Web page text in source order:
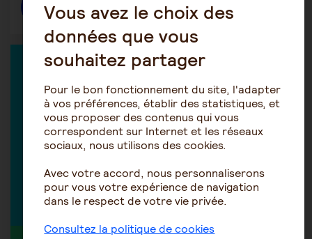
Répondre
EXPERT DANS LA DISCUSSION
Marie-Hélène Isern-Réal
Découvrir tous nos experts
Vous avez le choix des
données que vous
souhaitez partager
Pour le bon fonctionnement du site, l'adapter
à vos préférences, établir des statistiques, et
vous proposer des contenus qui vous
correspondent sur Internet et les réseaux
sociaux, nous utilisons des cookies.
Avec votre accord, nous personnaliserons
pour vous votre expérience de navigation
dans le respect de votre vie privée.
Consultez la politique de cookies